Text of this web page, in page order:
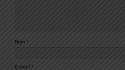
Nom *
E-mail *